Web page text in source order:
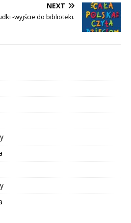
NEXT
-wyjście do biblioteki.